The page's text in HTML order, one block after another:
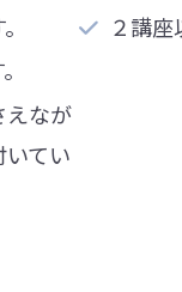
えなが
てい
２講